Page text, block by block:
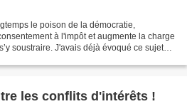
le poison de la démocratie,
à l'impôt et augmente la charge
soustraire. J'avais déjà évoqué ce sujet
les conflits d'intérêts !